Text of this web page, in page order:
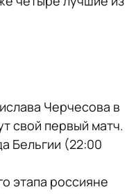
Черчесова в
свой первый матч.
Бельгии (22:00
этапа россияне